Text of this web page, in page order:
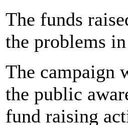
The funds
the problems
The campaign
the public
fund raising